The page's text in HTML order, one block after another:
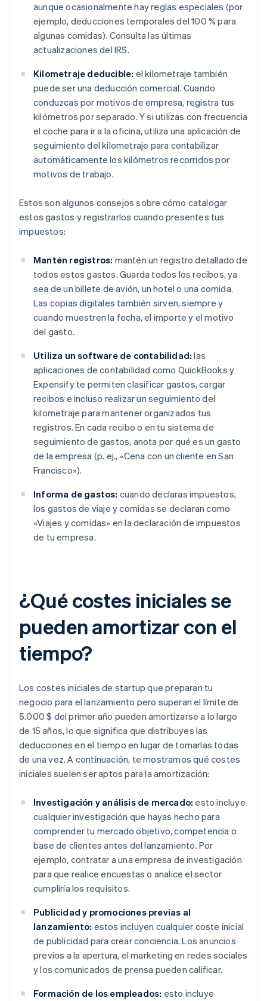
aunque ocasionalmente hay reglas especiales (por
ejemplo, deducciones temporales del 100 % para
algunas comidas). Consulta las últimas
actualizaciones del IRS.
Kilometraje deducible: el kilometraje también
puede ser una deducción comercial. Cuando
conduzcas por motivos de empresa, registra tus
kilómetros por separado. Y si utilizas con frecuencia
el coche para ir a la oficina, utiliza una aplicación de
seguimiento del kilometraje para contabilizar
automáticamente los kilómetros recorridos por
motivos de trabajo.
Estos son algunos consejos sobre cómo catalogar
estos gastos y registrarlos cuando presentes tus
impuestos:
Mantén registros: mantén un registro detallado de
todos estos gastos. Guarda todos los recibos, ya
sea de un billete de avión, un hotel o una comida.
Las copias digitales también sirven, siempre y
cuando muestren la fecha, el importe y el motivo
del gasto.
Utiliza un software de contabilidad: las
aplicaciones de contabilidad como QuickBooks y
Expensify te permiten clasificar gastos, cargar
recibos e incluso realizar un seguimiento del
kilometraje para mantener organizados tus
registros. En cada recibo o en tu sistema de
seguimiento de gastos, anota por qué es un gasto
de la empresa (p. ej., «Cena con un cliente en San
Francisco»).
Informa de gastos: cuando declaras impuestos,
los gastos de viaje y comidas se declaran como
«Viajes y comidas» en la declaración de impuestos
de tu empresa.
¿Qué costes iniciales se
pueden amortizar con el
tiempo?
Los costes iniciales de startup que preparan tu
negocio para el lanzamiento pero superan el límite de
5.000 $ del primer año pueden amortizarse a lo largo
de 15 años, lo que significa que distribuyes las
deducciones en el tiempo en lugar de tomarlas todas
de una vez. A continuación, te mostramos qué costes
iniciales suelen ser aptos para la amortización:
Investigación y análisis de mercado: esto incluye
cualquier investigación que hayas hecho para
comprender tu mercado objetivo, competencia o
base de clientes antes del lanzamiento. Por
ejemplo, contratar a una empresa de investigación
para que realice encuestas o analice el sector
cumpliría los requisitos.
Publicidad y promociones previas al
lanzamiento: estos incluyen cualquier coste inicial
de publicidad para crear conciencia. Los anuncios
previos a la apertura, el marketing en redes sociales
y los comunicados de prensa pueden calificar.
Formación de los empleados: esto incluye